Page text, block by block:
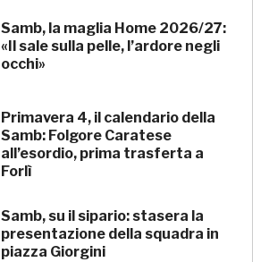
Samb, la maglia Home 2026/27:
«Il sale sulla pelle, l’ardore negli
occhi»
Primavera 4, il calendario della
Samb: Folgore Caratese
all’esordio, prima trasferta a
Forlì
Samb, su il sipario: stasera la
presentazione della squadra in
piazza Giorgini